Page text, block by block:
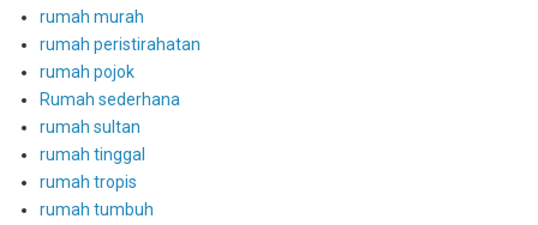
rumah murah
rumah peristirahatan
rumah pojok
Rumah sederhana
rumah sultan
rumah tinggal
rumah tropis
rumah tumbuh